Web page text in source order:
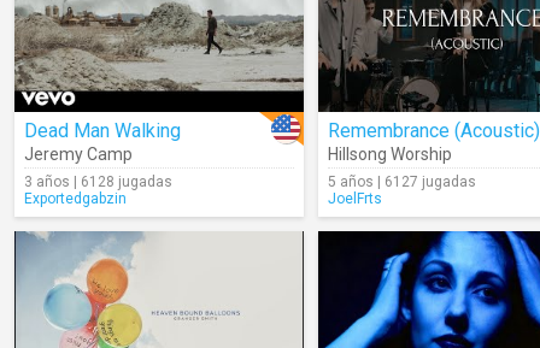
Dead Man Walking
Jeremy Camp
3 años | 6128 jugadas
Exportedgabzin
Remembrance (Acoustic)
Hillsong Worship
5 años | 6127 jugadas
JoelFrts